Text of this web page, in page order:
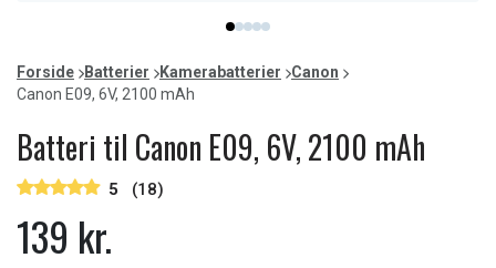
item
0
item
1
item
2
item
3
item
4
of
5
Forside Batterier Kamerabatterier
Canon
Canon E09, 6V, 2100 mAh
Batteri til Canon E09, 6V, 2100 mAh
5 (18)
139 kr.